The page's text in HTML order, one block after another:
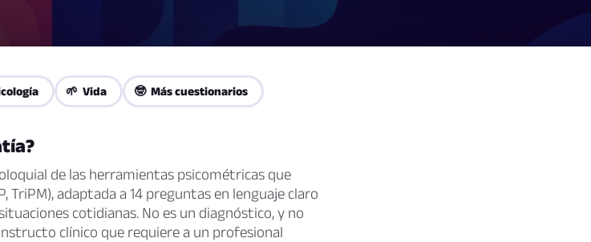
🌱 Vida 🤓 Más cuestionarios
de las herramientas psicométricas que
TriPM), adaptada a 14 preguntas en lenguaje claro
cotidianas. No es un diagnóstico, y no
clínico que requiere a un profesional